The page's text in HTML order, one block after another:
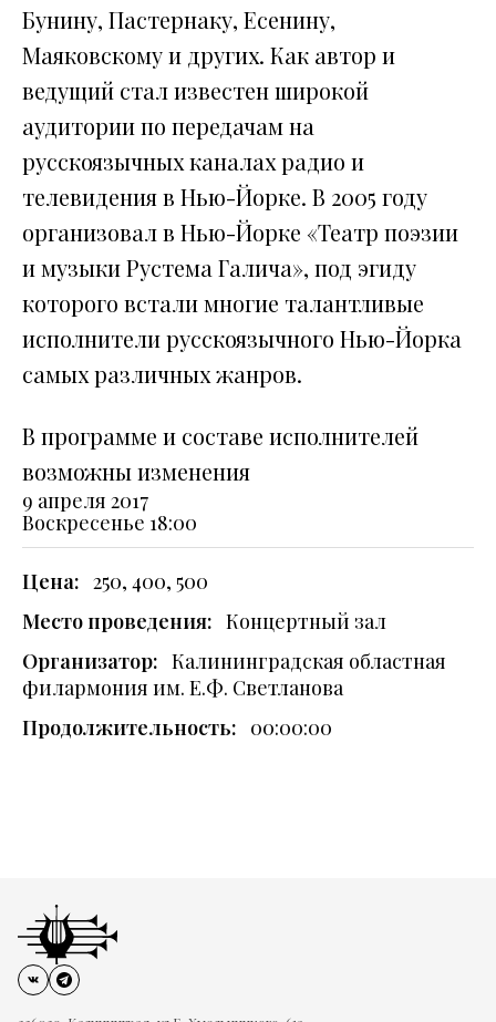
Бунину, Пастернаку, Есенину,
Маяковскому и других. Как автор и
ведущий стал известен широкой
аудитории по передачам на
русскоязычных каналах радио и
телевидения в Нью-Йорке. В 2005 году
организовал в Нью-Йорке «Театр поэзии
и музыки Рустема Галича», под эгиду
которого встали многие талантливые
исполнители русскоязычного Нью-Йорка
самых различных жанров.
В программе и составе исполнителей
возможны изменения
9 апреля 2017
Воскресенье 18:00
Цена: 250, 400, 500
Место проведения: Концертный зал
Организатор: Калининградская областная
филармония им. Е.Ф. Светланова
Продолжительность: 00:00:00